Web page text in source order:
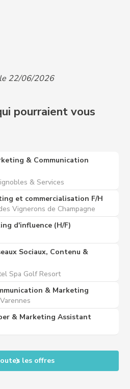
22/06/2026
pourraient vous
& Communication
& Services
et commercialisation F/H
Vignerons de Champagne
d'influence (H/F)
Sociaux, Contenu &
Spa Golf Resort
& Marketing
& Marketing Assistant
les offres